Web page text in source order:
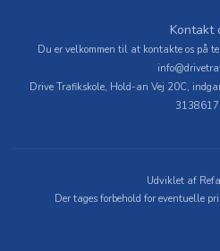
Kontakt
Du er velkommen til at kontakte os på
Drive Trafikskole, Hold-an Vej 20C,
Udviklet af
Der tages forbehold for eventuelle